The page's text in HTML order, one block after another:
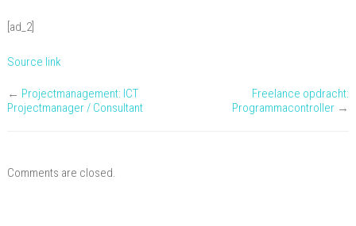
[ad_2]
Source link
← Projectmanagement: ICT
Projectmanager / Consultant
Freelance opdracht:
Programmacontroller →
Comments are closed.